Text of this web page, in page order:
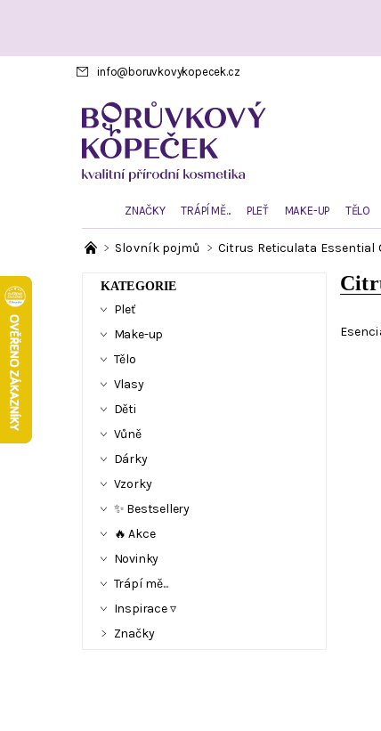
info@ boruvkovykopecek.cz
ZNAČKY TRÁPÍ MĚ... PLEŤ MAKE-UP TĚLO
Slovník pojmů Citrus Reticulata Essential
KATEGORIE
Pleť
Make-up
Tělo
Vlasy
Děti
Vůně
Dárky
Vzorky
✨ Bestsellery
🔥 Akce
Novinky
Trápí mě...
Inspirace ▿
Značky